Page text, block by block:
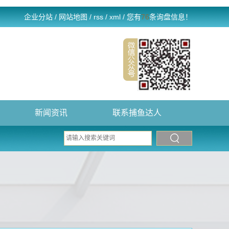
企业分站 / 网站地图 / rss / xml / 您有76条询盘信息！
新闻资讯 联系捕鱼达人